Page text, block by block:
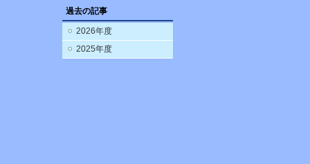
過去の記事
2026年度
2025年度